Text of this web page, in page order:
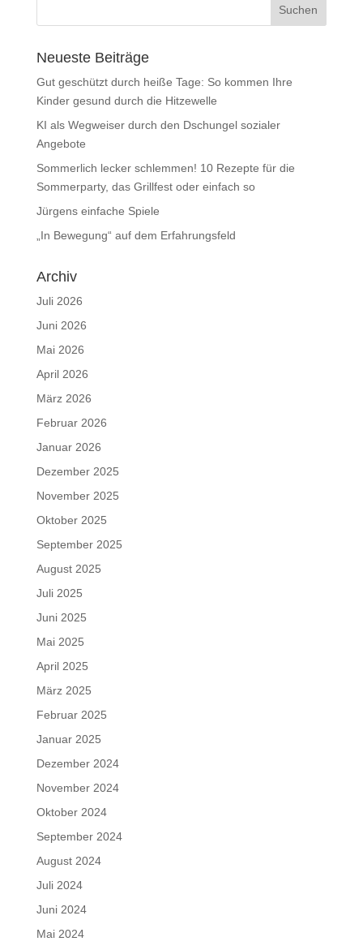
Neueste Beiträge
Gut geschützt durch heiße Tage: So kommen Ihre
Kinder gesund durch die Hitzewelle
KI als Wegweiser durch den Dschungel sozialer
Angebote
Sommerlich lecker schlemmen! 10 Rezepte für die
Sommerparty, das Grillfest oder einfach so
Jürgens einfache Spiele
„In Bewegung“ auf dem Erfahrungsfeld
Archiv
Juli 2026
Juni 2026
Mai 2026
April 2026
März 2026
Februar 2026
Januar 2026
Dezember 2025
November 2025
Oktober 2025
September 2025
August 2025
Juli 2025
Juni 2025
Mai 2025
April 2025
März 2025
Februar 2025
Januar 2025
Dezember 2024
November 2024
Oktober 2024
September 2024
August 2024
Juli 2024
Juni 2024
Mai 2024